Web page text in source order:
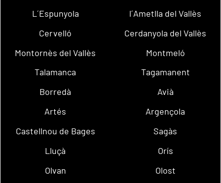
L´Espunyola
l´Ametlla del Vallès
Cervelló
Cerdanyola del Vallès
Montornès del Vallès
Montmeló
Talamanca
Tagamanent
Borredà
Avià
Artés
Argençola
Castellnou de Bages
Sagàs
Lluçà
Orís
Olvan
Olost